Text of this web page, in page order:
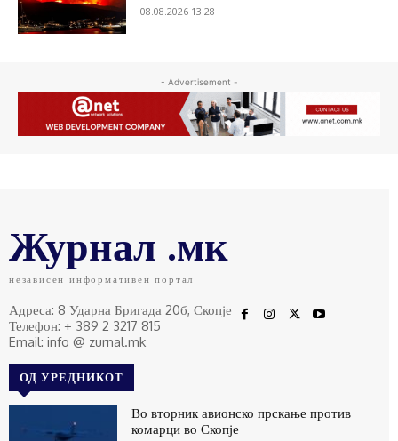
08.08.2026 13:28
- Advertisement -
Журнал .мк
независен информативен портал
Адреса: 8 Ударна Бригада 20б, Скопје
Телефон: + 389 2 3217 815
Email: info @ zurnal.mk
ОД УРЕДНИКОТ
Во вторник авионско прскање против
комарци во Скопје